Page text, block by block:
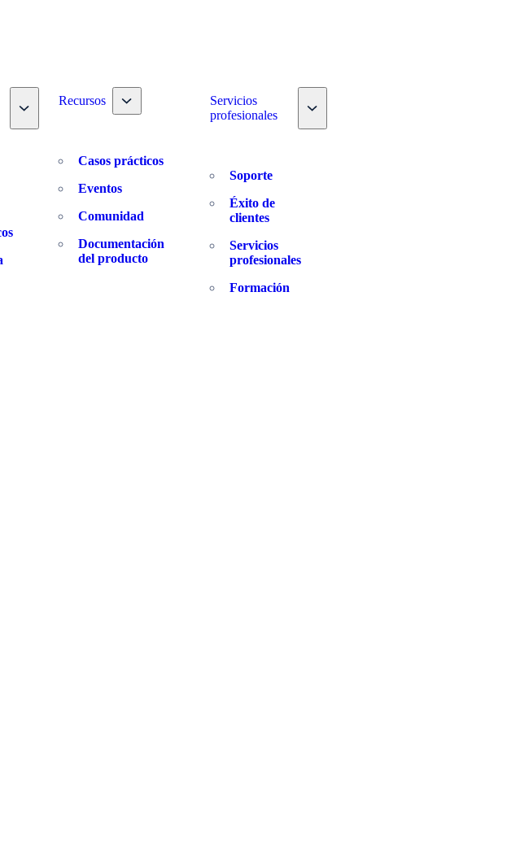
Toggle nav dropdown
Recursos Toggle nav dropdown
Casos prácticos
Eventos
Comunidad
Documentación
del producto
Servicios
profesionales
Toggle nav dropdown
Soporte
Éxito de
clientes
Servicios
profesionales
Formación